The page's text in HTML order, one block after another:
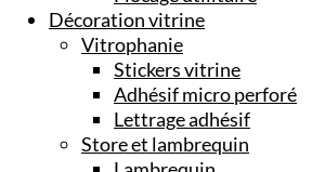
Décoration vitrine
Vitrophanie
Stickers vitrine
Adhésif micro perforé
Lettrage adhésif
Store et lambrequin